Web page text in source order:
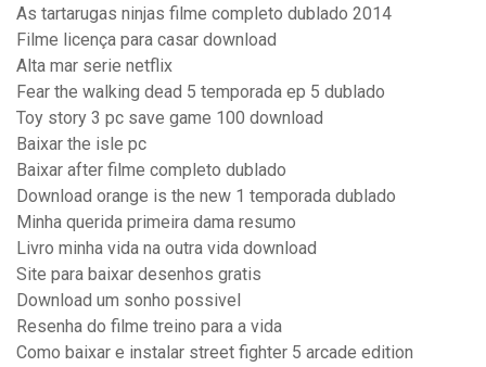
As tartarugas ninjas filme completo dublado 2014
Filme licença para casar download
Alta mar serie netflix
Fear the walking dead 5 temporada ep 5 dublado
Toy story 3 pc save game 100 download
Baixar the isle pc
Baixar after filme completo dublado
Download orange is the new 1 temporada dublado
Minha querida primeira dama resumo
Livro minha vida na outra vida download
Site para baixar desenhos gratis
Download um sonho possivel
Resenha do filme treino para a vida
Como baixar e instalar street fighter 5 arcade edition